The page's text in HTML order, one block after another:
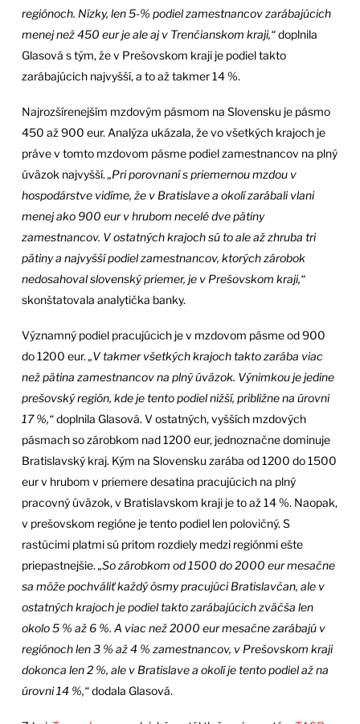
regiónoch. Nízky, len 5-% podiel zamestnancov zarábajúcich
menej než 450 eur je ale aj v Trenčianskom kraji,“doplnila
Glasová s tým, že v Prešovskom kraji je podiel takto
zarábajúcich najvyšší, a to až takmer 14 %.
Najrozšírenejším mzdovým pásmom na Slovensku je pásmo
450 až 900 eur. Analýza ukázala, že vo všetkých krajoch je
práve v tomto mzdovom pásme podiel zamestnancov na plný
úväzok najvyšší. „Pri porovnaní s priemernou mzdou v
hospodárstve vidíme, že v Bratislave a okolí zarábali vlani
menej ako 900 eur v hrubom necelé dve pätiny
zamestnancov. V ostatných krajoch sú to ale až zhruba tri
pätiny a najvyšší podiel zamestnancov, ktorých zárobok
nedosahoval slovenský priemer, je v Prešovskom kraji,“
skonštatovala analytička banky.
Významný podiel pracujúcich je v mzdovom pásme od 900
do 1200 eur. „V takmer všetkých krajoch takto zarába viac
než pätina zamestnancov na plný úväzok. Výnimkou je jedine
prešovský región, kde je tento podiel nižší, približne na úrovni
17 %,“doplnila Glasová. V ostatných, vyšších mzdových
pásmach so zárobkom nad 1200 eur, jednoznačne dominuje
Bratislavský kraj. Kým na Slovensku zarába od 1200 do 1500
eur v hrubom v priemere desatina pracujúcich na plný
pracovný úväzok, v Bratislavskom kraji je to až 14 %. Naopak,
v prešovskom regióne je tento podiel len polovičný. S
rastúcimi platmi sú pritom rozdiely medzi regiónmi ešte
priepastnejšie. „So zárobkom od 1500 do 2000 eur mesačne
sa môže pochváliť každý ôsmy pracujúci Bratislavčan, ale v
ostatných krajoch je podiel takto zarábajúcich zväčša len
okolo 5 % až 6 %. A viac než 2000 eur mesačne zarábajú v
regiónoch len 3 % až 4 % zamestnancov, v Prešovskom kraji
dokonca len 2 %, ale v Bratislave a okolí je tento podiel až na
úrovni 14 %,“dodala Glasová.